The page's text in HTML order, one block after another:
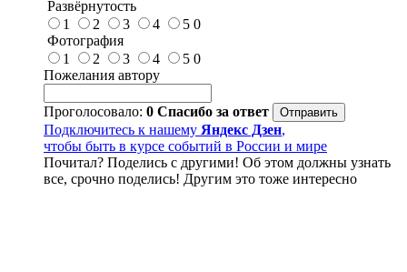
Развёрнутость
1
2 3 4 5 0
Фотография
1
2 3 4 5 0
Пожелания автору
Проголосовало: 0 Спасибо за ответ
Подключитесь к нашему Яндекс Дзен,
чтобы быть в курсе событий в России и мире
Почитал? Поделись с другими! Об этом должны узнать
все, срочно поделись! Другим это тоже интересно